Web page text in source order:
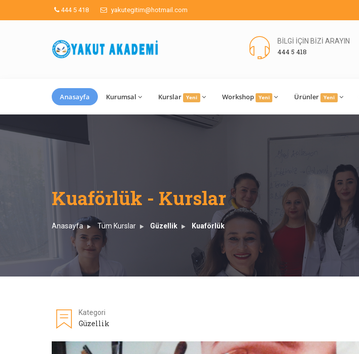
444 5 418 yakutegitim@hotmail.com
BİLGİ İÇİN BİZİ ARAYIN
444 5 418
Anasayfa Kurumsal Kurslar Yeni Workshop Yeni Ürünler Yeni
Kuaförlük - Kurslar
Anasayfa Tüm Kurslar Güzellik Kuaförlük
Kategori
Güzellik